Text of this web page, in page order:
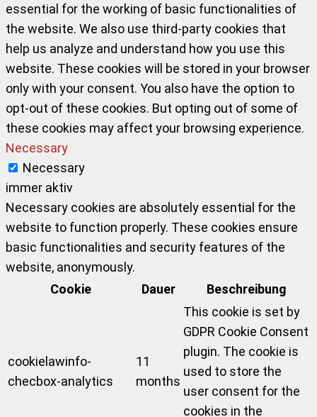
essential for the working of basic functionalities of
the website. We also use third-party cookies that
help us analyze and understand how you use this
website. These cookies will be stored in your browser
only with your consent. You also have the option to
opt-out of these cookies. But opting out of some of
these cookies may affect your browsing experience.
Necessary
Necessary
immer aktiv
Necessary cookies are absolutely essential for the
website to function properly. These cookies ensure
basic functionalities and security features of the
website, anonymously.
Cookie
Dauer Beschreibung
cookielawinfo-
checbox-analytics
11
months
This cookie is set by
GDPR Cookie Consent
plugin. The cookie is
used to store the
user consent for the
cookies in the